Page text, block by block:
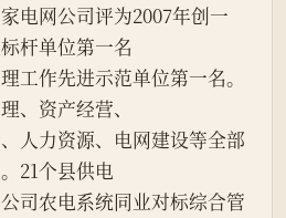
电网公司评为2007年创一
杆单位第一名
工作先进示范单位第一名。
、资产经营、
人力资源、电网建设等全部
21个县供电
司农电系统同业对标综合管